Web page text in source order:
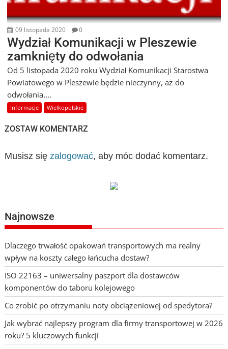
09 listopada 2020 0
Wydział Komunikacji w Pleszewie
zamknięty do odwołania
Od 5 listopada 2020 roku Wydział Komunikacji Starostwa
Powiatowego w Pleszewie będzie nieczynny, aż do
odwołania....
Informacje Wielkopolskie
ZOSTAW KOMENTARZ
Musisz się zalogować, aby móc dodać komentarz.
Najnowsze
Dlaczego trwałość opakowań transportowych ma realny
wpływ na koszty całego łańcucha dostaw?
ISO 22163 – uniwersalny paszport dla dostawców
komponentów do taboru kolejowego
Co zrobić po otrzymaniu noty obciążeniowej od spedytora?
Jak wybrać najlepszy program dla firmy transportowej w 2026
roku? 5 kluczowych funkcji